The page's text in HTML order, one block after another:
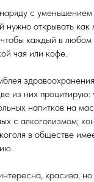
с
нужно открывать
каждый в
чая или кофе.
из них процитирую:
напитков на
с алкоголизмом;
в обществе
красива, но